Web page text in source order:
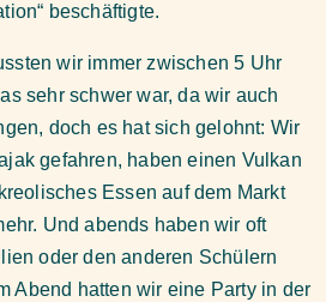
beschäftigte.
wir immer zwischen 5 Uhr
sehr schwer war, da wir auch
doch es hat sich gelohnt: Wir
gefahren, haben einen Vulkan
Essen auf dem Markt
Und abends haben wir oft
oder den anderen Schülern
Abend hatten wir eine Party in der